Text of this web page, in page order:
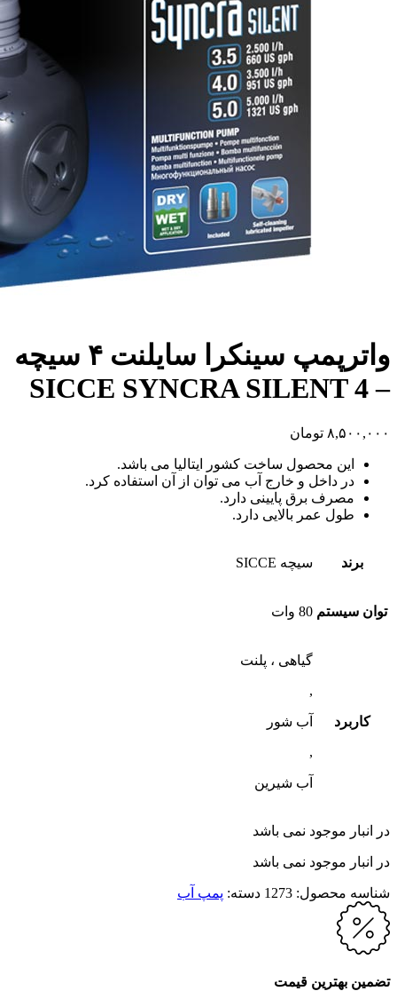
واترپمپ سینکرا سایلنت ۴ سیچه
– SICCE SYNCRA SILENT 4
۸,۵۰۰,۰۰۰ تومان
این محصول ساخت کشور ایتالیا می باشد.
در داخل و خارج آب می توان از آن استفاده کرد.
مصرف برق پایینی دارد.
طول عمر بالایی دارد.
برند سیچه SICCE
توان سیستم 80 وات
کاربرد
گیاهی ، پلنت
,
آب شور
,
آب شیرین
در انبار موجود نمی باشد
در انبار موجود نمی باشد
شناسه محصول: 1273 دسته: پمپ آب
تضمین بهترین قیمت